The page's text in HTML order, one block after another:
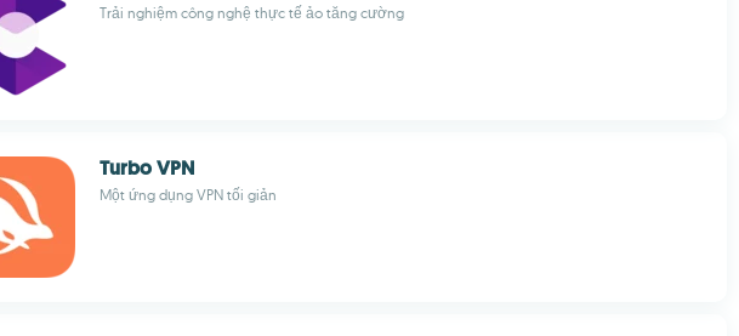
Trải nghiệm công nghệ thực tế ảo tăng cường
Turbo VPN
Một ứng dụng VPN tối giản